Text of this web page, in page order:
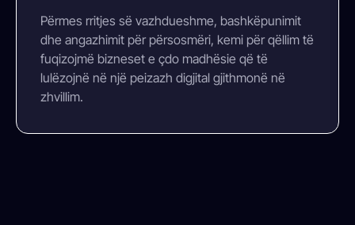
Përmes rritjes së vazhdueshme, bashkëpunimit
dhe angazhimit për përsosmëri, kemi për qëllim të
fuqizojmë bizneset e çdo madhësie që të
lulëzojnë në një peizazh digjital gjithmonë në
zhvillim.